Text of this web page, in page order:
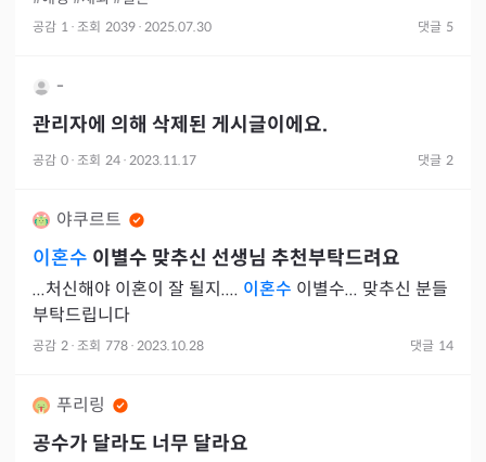
공감 1 · 조회 2039 · 2025.07.30 댓글 5
-
관리자에 의해 삭제된 게시글이에요.
공감 0 · 조회 24 · 2023.11.17 댓글 2
야쿠르트
이혼수 이별수 맞추신 선생님 추천부탁드려요
...처신해야 이혼이 잘 될지.... 이혼수 이별수... 맞추신 분들
부탁드립니다
공감 2 · 조회 778 · 2023.10.28 댓글 14
푸리링
공수가 달라도 너무 달라요